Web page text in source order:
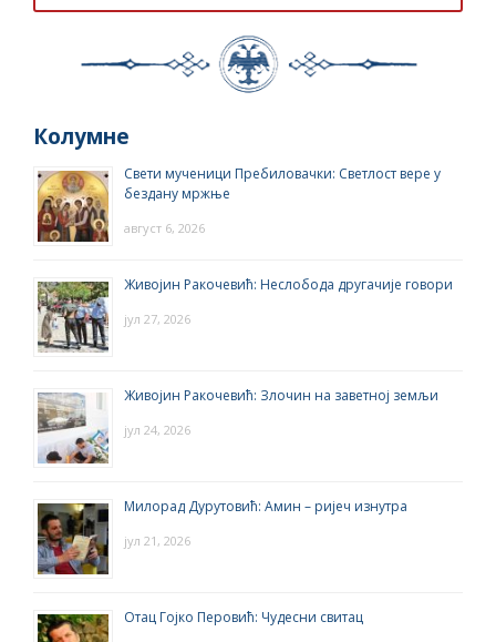
Колумне
Свети мученици Пребиловачки: Светлост вере у
бездану мржње
август 6, 2026
Живојин Ракочевић: Неслобода другачије говори
јул 27, 2026
Живојин Ракочевић: Злочин на заветној земљи
јул 24, 2026
Милорад Дурутовић: Амин – ријеч изнутра
јул 21, 2026
Отац Гојко Перовић: Чудесни свитац